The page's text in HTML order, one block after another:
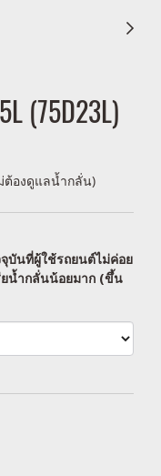
(75D23L)
ต้องดูแลน้ำกลั่น)
บันที่ผู้ใช้รถยนต์ไม่ค่อย
ยน้ำกลั่นน้อยมาก (ขึ้น